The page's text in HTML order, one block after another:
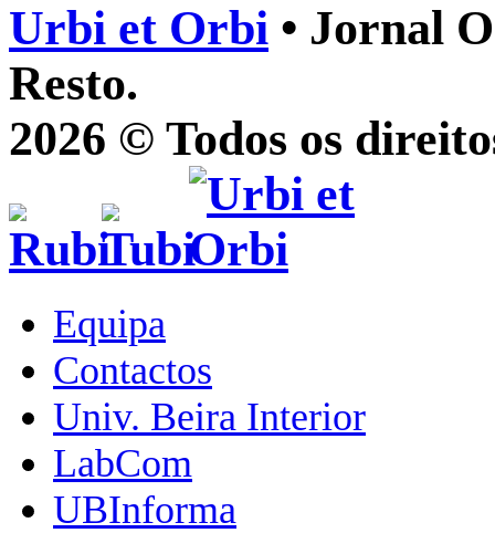
Urbi et Orbi • Jornal
Resto.
2026 © Todos os
Equipa
Contactos
Univ. Beira Interior
LabCom
UBInforma